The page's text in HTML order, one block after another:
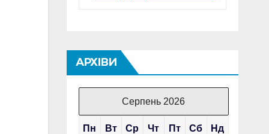
АРХІВИ
Серпень 2026
Пн Вт Ср Чт Пт Сб Нд